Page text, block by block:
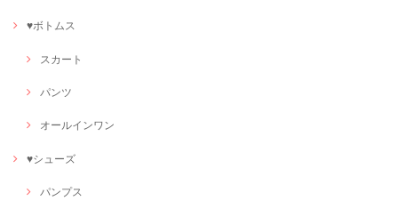
♥ボトムス
スカート
パンツ
オールインワン
♥シューズ
パンプス